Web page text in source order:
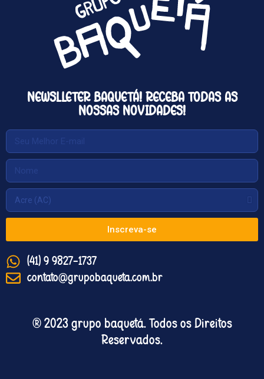
NEWSLLETER BAQUETÁ! RECEBA TODAS AS
NOSSAS NOVIDADES!
Inscreva-se
(41) 9 9827-1737
contato@grupobaqueta.com.br
® 2023 grupo baquetá. Todos os Direitos
Reservados.